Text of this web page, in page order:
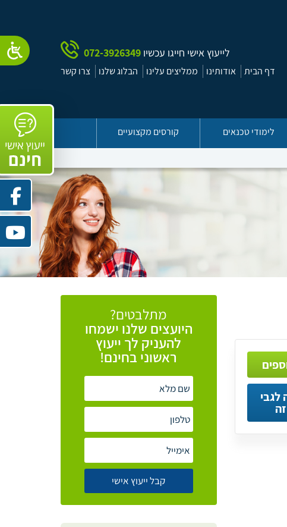
לייעוץ אישי חייגו עכשיו 072-3926349
דף הבית אודותינו ממליצים עלינו הבלוג שלנו צרו קשר
לימודי טכנאים קורסים מקצועיים
לגבי
מתלבטים?
היועצים שלנו ישמחו
להעניק לך ייעוץ
ראשוני בחינם!